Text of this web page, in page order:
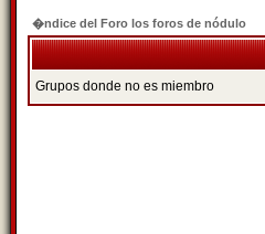
�ndice del Foro los foros de nódulo
Grupos donde no es miembro